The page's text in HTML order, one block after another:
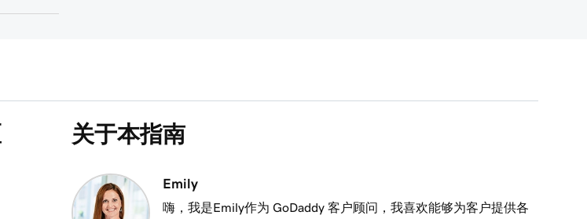
1m 51s
关于本指南
Emily
嗨，我是Emily作为 GoDaddy 客户顾问，我喜欢能够为客户提供各